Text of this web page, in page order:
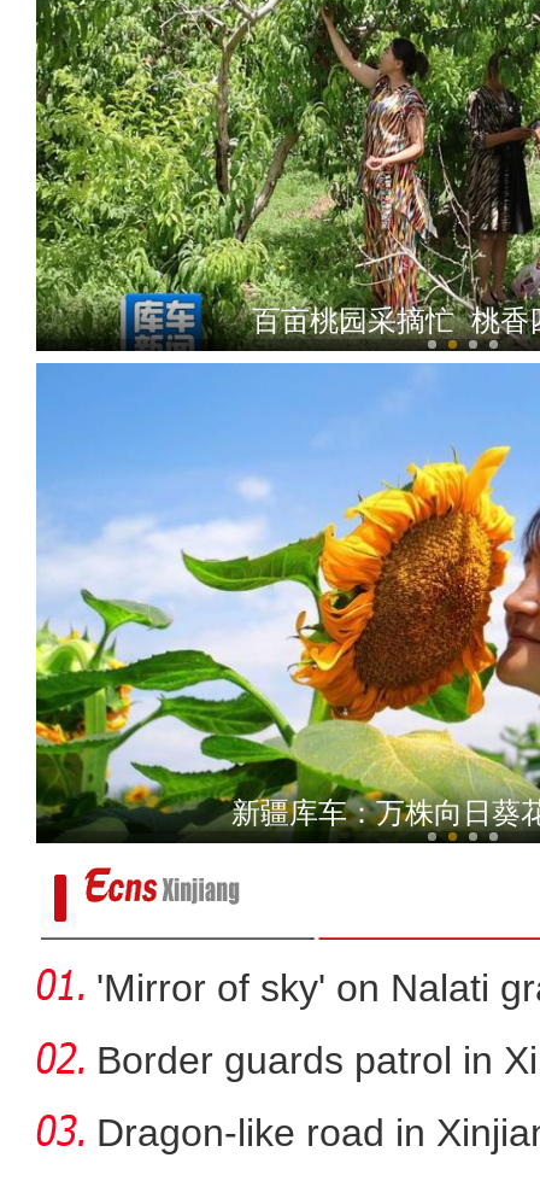
百亩桃园采摘忙 桃香
爱心企业捐资助学 圆梦
新疆库车：万株向日葵
'Mirror of sky' on Nalati
Border guards patrol in
Dragon-like road in